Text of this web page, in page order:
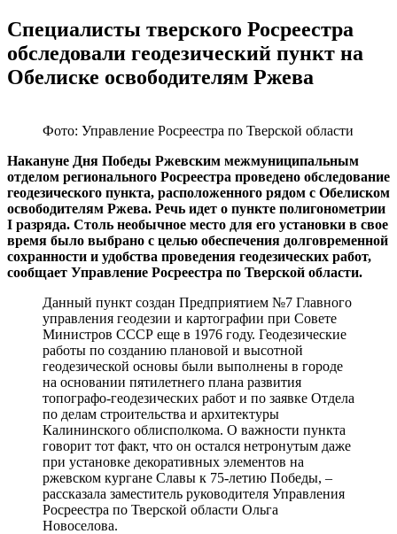
Специалисты тверского Росреестра
обследовали геодезический пункт на
Обелиске освободителям Ржева
Фото: Управление Росреестра по Тверской области
Накануне Дня Победы Ржевским межмуниципальным
отделом регионального Росреестра проведено обследование
геодезического пункта, расположенного рядом с Обелиском
освободителям Ржева. Речь идет о пункте полигонометрии
I разряда. Столь необычное место для его установки в свое
время было выбрано с целью обеспечения долговременной
сохранности и удобства проведения геодезических работ,
сообщает Управление Росреестра по Тверской области.
Данный пункт создан Предприятием №7 Главного
управления геодезии и картографии при Совете
Министров СССР еще в 1976 году. Геодезические
работы по созданию плановой и высотной
геодезической основы были выполнены в городе
на основании пятилетнего плана развития
топографо-геодезических работ и по заявке Отдела
по делам строительства и архитектуры
Калининского облисполкома. О важности пункта
говорит тот факт, что он остался нетронутым даже
при установке декоративных элементов на
ржевском кургане Славы к 75-летию Победы, –
рассказала заместитель руководителя Управления
Росреестра по Тверской области Ольга
Новоселова.